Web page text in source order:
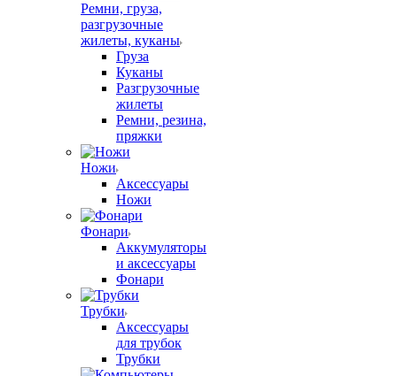
Ремни, груза,
разгрузочные
жилеты, куканы
Груза
Куканы
Разгрузочные
жилеты
Ремни, резина,
пряжки
Ножи
Аксессуары
Ножи
Фонари
Аккумуляторы
и аксессуары
Фонари
Трубки
Аксессуары
для трубок
Трубки